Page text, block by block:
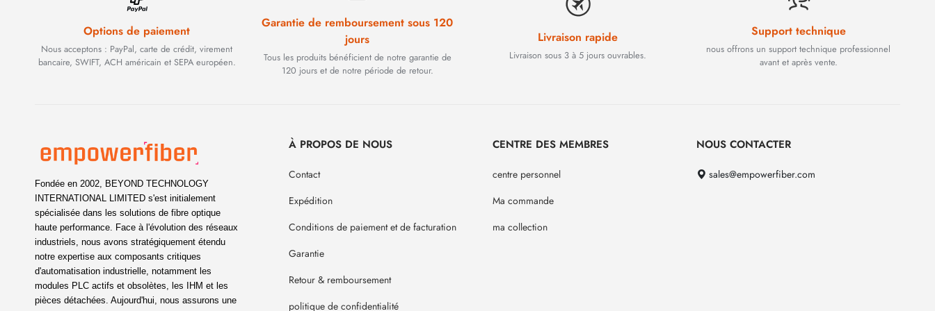
Options de paiement
Nous acceptons : PayPal, carte de crédit, virement
bancaire, SWIFT, ACH américain et SEPA européen.
Garantie de remboursement sous 120
jours
Tous les produits bénéficient de notre garantie de
120 jours et de notre période de retour.
Livraison rapide
Livraison sous 3 à 5 jours ouvrables.
Support technique
nous offrons un support technique professionnel
avant et après vente.
Fondée en 2002, BEYOND TECHNOLOGY
INTERNATIONAL LIMITED s'est initialement
spécialisée dans les solutions de fibre optique
haute performance. Face à l'évolution des réseaux
industriels, nous avons stratégiquement étendu
notre expertise aux composants critiques
d'automatisation industrielle, notamment les
modules PLC actifs et obsolètes, les IHM et les
pièces détachées. Aujourd'hui, nous assurons une
À PROPOS DE NOUS
Contact
Expédition
Conditions de paiement et de facturation
Garantie
Retour & remboursement
politique de confidentialité
CENTRE DES MEMBRES
centre personnel
Ma commande
ma collection
NOUS CONTACTER
sales@empowerfiber.com